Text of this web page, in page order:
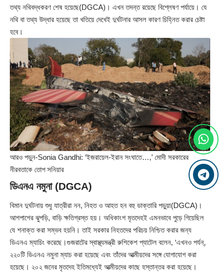
তথ্য নথিবদ্ধকরণ শেষ হয়েছে(DGCA)। এখন তদন্ত রয়েছে বিশ্লেষণ পর্যায়ে। যে
নথি বা তথ্য উদ্ধার হয়েছে তা খতিয়ে দেখেই দুর্ঘটনার আসল কারণ চিহ্নিত করার চেষ্টা
হবে।
আরও পড়ুন-Sonia Gandhi: ‘ইজরায়েল-ইরান সংঘাতে…,’ মোদী সরকারের
নীরবতাকে তোপ সনিয়ার
ডিএনএ নমুনা (DGCA)
বিমান দুর্ঘটনায় শুধু যাত্রীরা নন, নিহত ও আহত হন বহু ডাক্তারি পড়ুয়া(DGCA)।
আশপাশের ঝুপড়ি, বাড়ি ক্ষতিগ্রস্ত হয়। অধিকাংশ মৃতদেহই এমনভাবে পুড়ে গিয়েছিল
যে শনাক্ত করা সম্ভব হয়নি। তাই সরকার নিহতদের পরিচয় নিশ্চিত করার জন্য
ডিএনএ ম্যাচিং করেছে।গুজরাটের স্বাস্থ্যমন্ত্রী রুশিকেশ প্যাটেল বলেন, ‘এখনও পর্যন্,
২২০টি ডিএনএ নমুনা ম্যাচ করা হয়েছে এবং তাঁদের আত্মীয়দের সঙ্গে যোগাযোগ করা
হয়েছে। ২০২ জনের মৃতদেহ ইতিমধ্যেই আত্মীয়দের কাছে হস্তান্তর করা হয়েছে।